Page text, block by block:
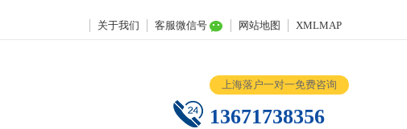
关于我们 客服微信号 网站地图 XMLMAP
上海落户一对一免费咨询
13671738356